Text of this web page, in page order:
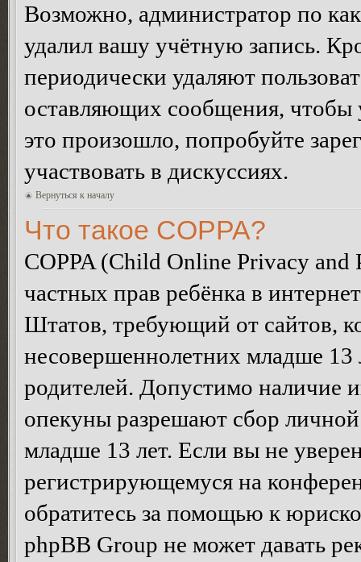
Возможно, администратор по
удалил вашу учётную запись.
периодически удаляют
оставляющих сообщения, чтобы
это произошло, попробуйте
участвовать в дискуссиях.
Вернуться к началу
Что такое COPPA?
COPPA (Child Online Privacy
частных прав ребёнка в
Штатов, требующий от сайтов,
несовершеннолетних младше 13
родителей. Допустимо наличие
опекуны разрешают сбор
младше 13 лет. Если вы не
регистрирующемуся на
обратитесь за помощью к
phpBB Group не может давать